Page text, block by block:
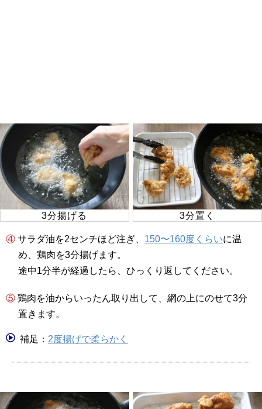
3分揚げる 3分置く
④ サラダ油を2センチほど注ぎ、 150〜160度くらいに温
め、鶏肉を3分揚げます。
途中1分半が経過したら、ひっくり返してください。
⑤ 鶏肉を油からいったん取り出して、網の上にのせて3分
置きます。
補足： 2度揚げで柔らかく